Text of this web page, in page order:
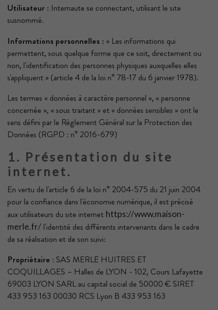
Utilisateur : Internaute se connectant, utilisant le site
susnommé.
Informations personnelles : « Les informations qui
permettent, sous quelque forme que ce soit, directement ou
non, l'identification des personnes physiques auxquelles elles
s'appliquent » (article 4 de la loi n° 78-17 du 6 janvier 1978).
Les termes « données à caractère personnel », « personne
concernée », « sous traitant » et « données sensibles » ont le
sens défini par le Règlement Général sur la Protection des
Données (RGPD : n° 2016-679)
1. Présentation du site
internet.
En vertu de l'article 6 de la loi n° 2004-575 du 21 juin 2004
pour la confiance dans l'économie numérique, il est précisé
aux utilisateurs du site internet https://www.maison-
merle.fr/ l'identité des différents intervenants dans le cadre
de sa réalisation et de son suivi:
Propriétaire : SAS MERLE HUITRES ET
COQUILLAGES – Halles de LYON - 102, Cours Lafayette
69003 LYON SARL au capital social de 50000 € SIRET
433 953 163 00030 RCS Lyon B 433 953 163